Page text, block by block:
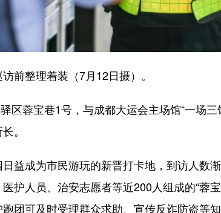
整理着装（7月12日摄）。
蓉宝巷1号，与成都大运会主场馆“一场三
。
成为市民游玩的新晋打卡地，到访人数渐
护人员、治安志愿者等近200人组成的“蓉
团可及时受理群众求助、宣传反诈防盗等知